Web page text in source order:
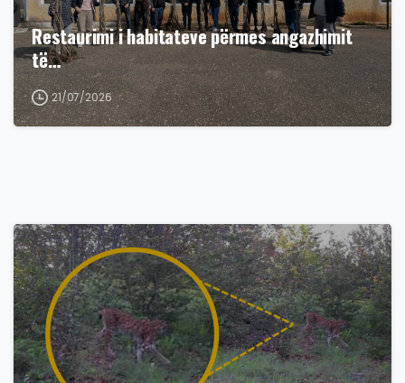
Restaurimi i habitateve përmes angazhimit
të…
21/07/2026